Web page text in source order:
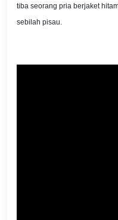
tiba seorang pria berjaket
sebilah pisau.